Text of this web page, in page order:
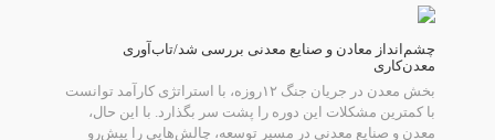
چشم‌انداز معادن و صنایع معدنی بررسی شد/تاب‌آوری
معدن‌کاری
بخش معدن در جریان جنگ ۱۲روزه، با استراتژی کارآمد توانست
با کمترین مشکلات این دوره را پشت سر بگذارد. با این حال،
معدن و صنایع معدنی در مسیر توسعه، چالش‌هایی را پیش‌رو